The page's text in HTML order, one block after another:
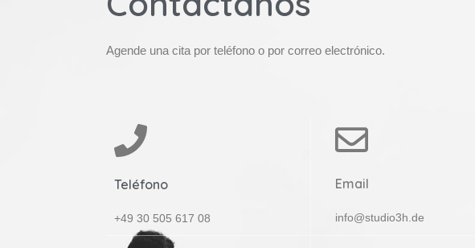
Agende una cita por teléfono o por correo electrónico.
Teléfono
+49 30 505 617 08
Email
info@studio3h.de